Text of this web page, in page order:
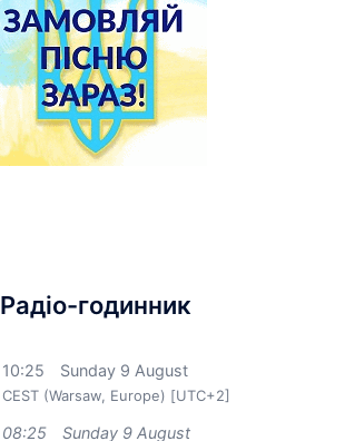
Радіо-годинник
10:25 Sunday 9 August
CEST (Warsaw, Europe) [UTC+2]
08:25 Sunday 9 August